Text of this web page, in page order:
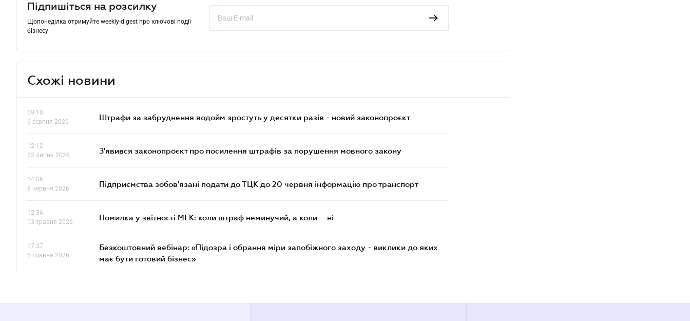
Підпишіться на розсилку
Щопонеділка отримуйте weekly-digest про ключові події
бізнесу
Схожі новини
09.10
6 серпня 2026
Штрафи за забруднення водойм зростуть у десятки разів - новий законопроєкт
12.12
22 липня 2026
З'явився законопроєкт про посилення штрафів за порушення мовного закону
14.06
8 червня 2026
Підприємства зобов'язані подати до ТЦК до 20 червня інформацію про транспорт
12.36
13 травня 2026
Помилка у звітності МГК: коли штраф неминучий, а коли – ні
17.37
5 травня 2026
Безкоштовний вебінар: «Підозра і обрання міри запобіжного заходу - виклики до яких
має бути готовий бізнес»